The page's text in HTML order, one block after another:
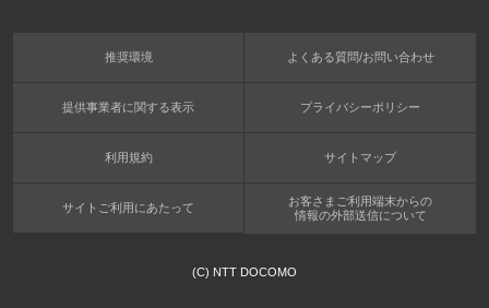
推奨環境 よくある質問/お問い合わせ
提供事業者に関する表示 プライバシーポリシー
利用規約 サイトマップ
サイトご利用にあたって
お客さまご利用端末からの
情報の外部送信について
(C) NTT DOCOMO